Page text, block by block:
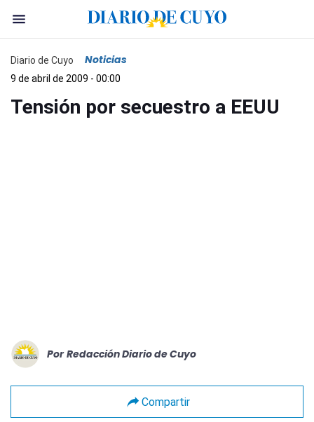
Diario de Cuyo Noticias
9 de abril de 2009 - 00:00
Tensión por secuestro a EEUU
Por Redacción Diario de Cuyo
Compartir